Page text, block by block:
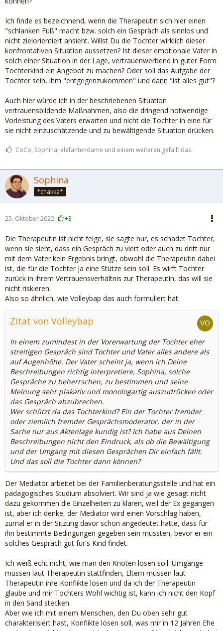
Ich finde es bezeichnend, wenn die Therapeutin sich hier einen
"schlanken Fuß" macht bzw. solch ein Gespräch als sinnlos und
nicht zielorientiert ansieht. Willst Du die Tochter wirklich dieser
konfrontativen Situation aussetzen? Ist dieser emotionale Vater in
solch einer Situation in der Lage, vertrauenwerbend in guter Form
Tochterkind ein Angebot zu machen? Oder soll das Aufgabe der
Tochter sein, ihm "entgegenzukommen" und dann "ist alles gut"?
Auch hier würde ich in der beschriebenen Situation
vertrauensbildende Maßnahmen, also die dringend notwendige
Vorleistung des Vaters erwarten und nicht die Tochter in eine für
sie nicht einzuschätzende und zu bewältigende Situation drücken.
CoCo, Sophina, elefantendame und einem weiteren gefällt das.
Sophina
*chakka*
25. Oktober 2022 +3
Die Therapeutin ist nicht feige, sie sagte nur, es schadet Tochter,
wenn sie sieht, dass ein Gespräch zu viert oder auch zu dritt nur
mit dem Vater kein Ergebnis bringt, obwohl die Therapeutin dabei
ist, die für die Tochter ja eine Stütze sein soll. Es wirft Tochter
zurück in ihrem Vertrauensverhältnis zur Therapeutin, das will sie
nicht riskieren.
Also so ähnlich, wie Volleybap das auch formuliert hat.
Zitat von Volleybap
In einem zumindest in der Vorerwartung der Tochter eher
streitigen Gespräch sind Tochter und Vater alles andere als
auf Augenhöhe. Der Vater scheint ja, wenn ich Deine
Beschreibungen richtig interpretiere, Sophina, solche
Gespräche zu beherrschen, zu bestimmen und seine
Meinung sehr plakativ und monologartig auszudrücken oder
das Gespräch abzubrechen.
Wer schützt da das Tochterkind? Ein der Tochter fremder
oder ziemlich fremder Gesprächsmoderator, der in der
Sache nur aus Aktenlage kundig ist? Ich habe aus Deinen
Beschreibungen nicht den Eindruck, als ob die Bewältigung
und der Umgang mit diesen Gesprächen Dir einfach fällt.
Und das soll die Tochter dann können?
Der Mediator arbeitet bei der Familienberatungsstelle und hat ein
pädagogisches Studium absolviert. Wir sind ja wie gesagt nicht
dazu gekommen die Einzelheiten zu klären, weil der Ex gegangen
ist, aber ich denke, der Mediator wird einen Vorschlag haben,
zumal er in der Sitzung davor schon angedeutet hatte, dass für
ihn bestimmte Bedingungen gegeben sein müssten, bevor er ein
solches Gespräch gut für's Kind findet.
Ich weiß echt nicht, wie man den Knoten lösen soll. Umgänge
müssen laut Therapeutin stattfinden, Eltern müssen laut
Therapeutin ihre Konflikte lösen und da ich der Therapeutin
glaube und mir Tochters Wohl wichtig ist, kann ich nicht den Kopf
in den Sand stecken.
Aber wie ich mit einem Menschen, den Du oben sehr gut
charakterisiert hast, Konflikte lösen soll, was mir in 12 Jahren Ehe